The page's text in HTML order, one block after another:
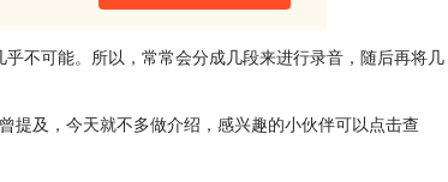
不可能。所以，常常会分成几段来进行录音，随后再将几
提及，今天就不多做介绍，感兴趣的小伙伴可以点击查